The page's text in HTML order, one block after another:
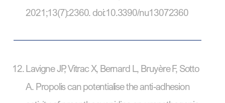
2021;13(7):2360. doi:10.3390/nu13072360
Lavigne JP, Vitrac X, Bernard L, Bruyère F, Sotto
A. Propolis can potentialise the anti-adhesion